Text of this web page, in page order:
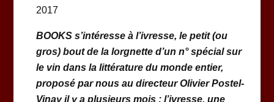
2017
BOOKS s’intéresse à l’ivresse, le petit (ou
gros) bout de la lorgnette d’un n° spécial sur
le vin dans la littérature du monde entier,
proposé par nous au directeur Olivier Postel-
Vinay il y a plusieurs mois : l’ivresse, une